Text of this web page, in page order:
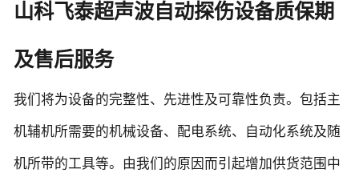
山科飞泰超声波自动探伤设备质保期
及售后服务
我们将为设备的完整性、先进性及可靠性负责。包括主
机辅机所需要的机械设备、配电系统、自动化系统及随
机所带的工具等。由我们的原因而引起增加供货范围中